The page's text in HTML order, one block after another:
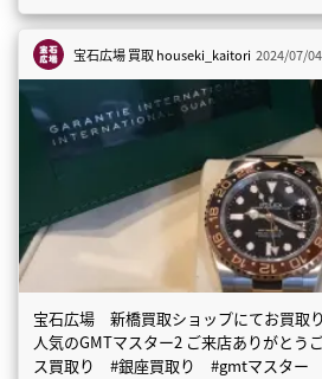
宝石広場 買取houseki_kaitori 2024/07/04
宝石広場 新橋買取ショップにてお買取
人気のGMTマスター2 ご来店ありがとう
ス買取り #銀座買取り #gmtマスター